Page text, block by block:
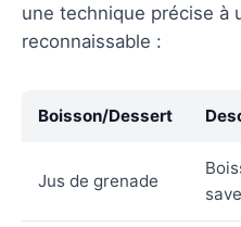
une technique précise à
reconnaissable :
Boisson/Dessert
Jus de grenade